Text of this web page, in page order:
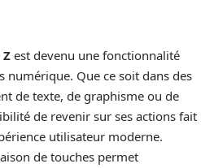
est devenu une fonctionnalité
numérique. Que ce soit dans des
de texte, de graphisme ou de
de revenir sur ses actions fait
utilisateur moderne.
de touches permet